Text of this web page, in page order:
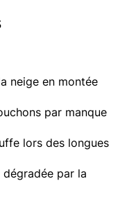
neige en montée
par manque
lors des longues
dégradée par la